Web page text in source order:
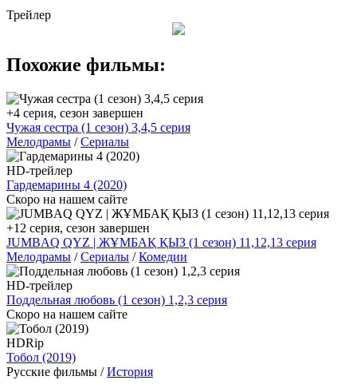
Трейлер
Похожие фильмы:
+4 серия, сезон завершен
Чужая сестра (1 сезон) 3,4,5 серия
Мелодрамы /Сериалы
HD-трейлер
Гapдeмapины 4 (2020)
Скоро на нашем сайте
+12 серия, сезон завершен
JUMBAQ QYZ | ЖҰМБАҚ ҚЫЗ (1 сезон) 11,12,13 серия
Мелодрамы /Сериалы /Комедии
HD-трейлер
Поддельная любовь (1 сезон) 1,2,3 серия
Скоро на нашем сайте
HDRip
Тобол (2019)
Русские фильмы /История